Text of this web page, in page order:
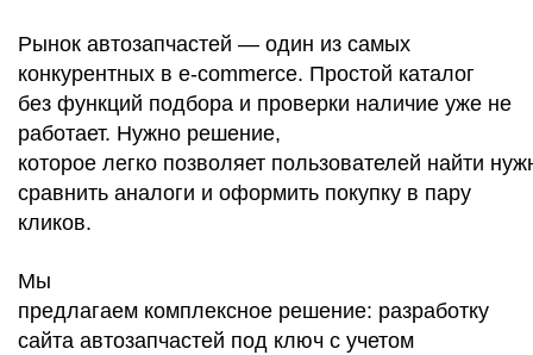
Рынок автозапчастей — один из самых
конкурентных в e-commerce. Простой каталог
без функций подбора и проверки наличие уже не
работает. Нужно решение,
которое легко позволяет пользователей найти
сравнить аналоги и оформить покупку в пару
кликов.
Мы
предлагаем комплексное решение: разработку
сайта автозапчастей под ключ с учетом